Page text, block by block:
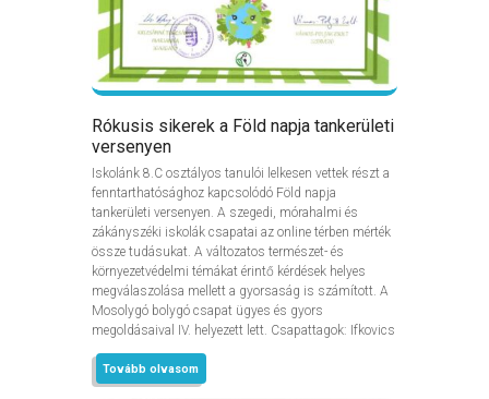
Rókusis sikerek a Föld napja tankerületi
versenyen
Iskolánk 8.C osztályos tanulói lelkesen vettek részt a
fenntarthatósághoz kapcsolódó Föld napja
tankerületi versenyen. A szegedi, mórahalmi és
zákányszéki iskolák csapatai az online térben mérték
össze tudásukat. A változatos természet- és
környezetvédelmi témákat érintő kérdések helyes
megválaszolása mellett a gyorsaság is számított. A
Mosolygó bolygó csapat ügyes és gyors
megoldásaival IV. helyezett lett. Csapattagok: Ifkovics
Tovább olvasom